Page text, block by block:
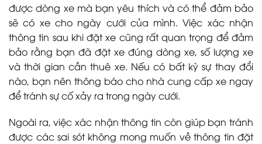
được dòng xe mà bạn yêu thích và có thể đảm bảo
sẽ có xe cho ngày cưới của mình. Việc xác nhận
thông tin sau khi đặt xe cũng rất quan trọng để đảm
bảo rằng bạn đã đặt xe đúng dòng xe, số lượng xe
và thời gian cần thuê xe. Nếu có bất kỳ sự thay đổi
nào, bạn nên thông báo cho nhà cung cấp xe ngay
để tránh sự cố xảy ra trong ngày cưới.
Ngoài ra, việc xác nhận thông tin còn giúp bạn tránh
được các sai sót không mong muốn về thông tin đặt